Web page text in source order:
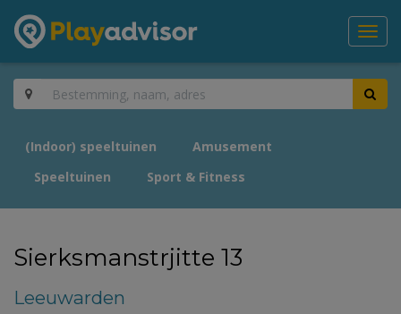
(Indoor) speeltuinen
Amusement
Speeltuinen
Sport & Fitness
Sierksmanstrjitte 13
Leeuwarden